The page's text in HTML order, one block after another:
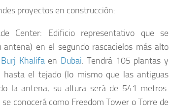
proyectos en construcción:
Center: Edificio representativo que se
en el segundo rascacielos más alto
Burj Khalifaen Dubai. Tendrá 105 plantas y
el tejado (lo mismo que las antiguas
la antena, su altura será de 541 metros.
conocerá como Freedom Tower o Torre de